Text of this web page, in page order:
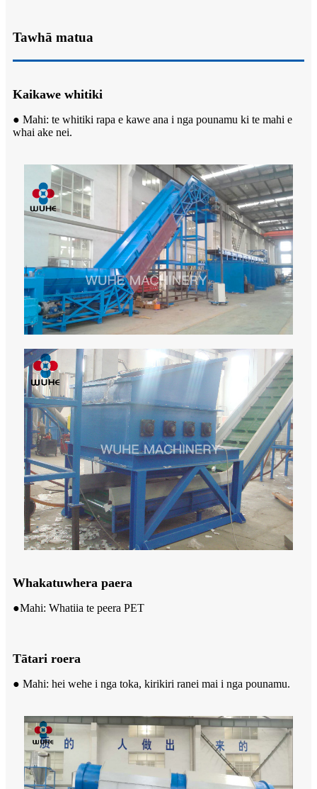
Tawhā matua
Kaikawe whitiki
● Mahi: te whitiki rapa e kawe ana i nga pounamu ki te mahi e
whai ake nei.
Whakatuwhera paera
●Mahi: Whatiia te peera PET
Tātari roera
● Mahi: hei wehe i nga toka, kirikiri ranei mai i nga pounamu.